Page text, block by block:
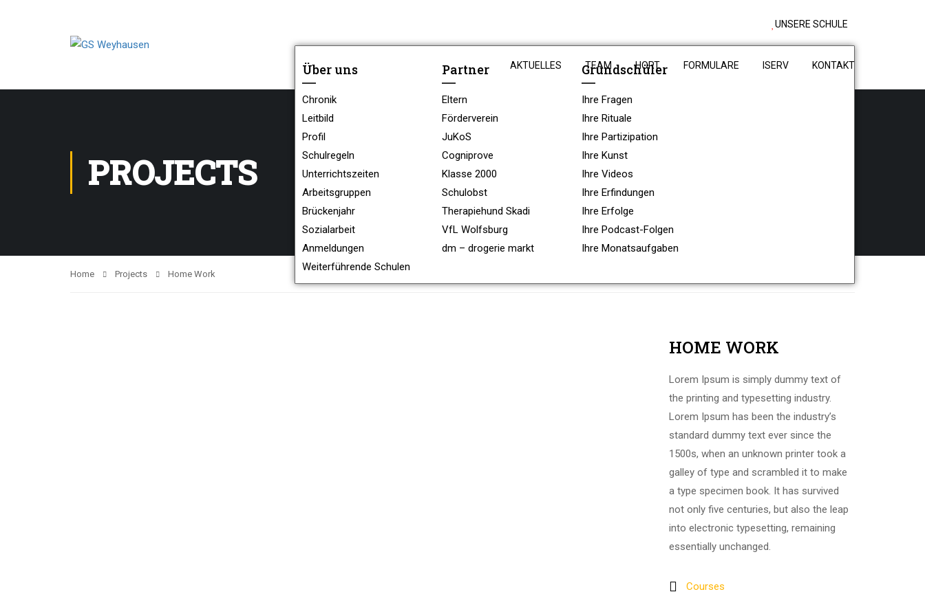
UNSERE SCHULE
Über uns
Chronik
Leitbild
Profil
Schulregeln
Unterrichtszeiten
Arbeitsgruppen
Brückenjahr
Sozialarbeit
Anmeldungen
Weiterführende Schulen
Partner
Eltern
Förderverein
JuKoS
Cogniprove
Klasse 2000
Schulobst
Therapiehund Skadi
VfL Wolfsburg
dm – drogerie markt
Grundschüler
Ihre Fragen
Ihre Rituale
Ihre Partizipation
Ihre Kunst
Ihre Videos
Ihre Erfindungen
Ihre Erfolge
Ihre Podcast-Folgen
Ihre Monatsaufgaben
AKTUELLES TEAM HORT FORMULARE ISERV KONTAKT
PROJECTS
Home Projects Home Work
HOME WORK
Lorem Ipsum is simply dummy text of
the printing and typesetting industry.
Lorem Ipsum has been the industry’s
standard dummy text ever since the
1500s, when an unknown printer took a
galley of type and scrambled it to make
a type specimen book. It has survived
not only five centuries, but also the leap
into electronic typesetting, remaining
essentially unchanged.
Courses